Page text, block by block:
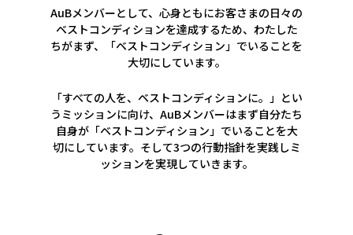
AuBメンバーとして、心身ともにお客さまの日々の
ベストコンディションを達成するため、わたした
ちがまず、「ベストコンディション」でいることを
大切にしています。
「すべての人を、ベストコンディションに。」とい
うミッションに向け、AuBメンバーはまず自分たち
自身が「ベストコンディション」でいることを大
切にしています。そして3つの行動指針を実践しミ
ッションを実現していきます。